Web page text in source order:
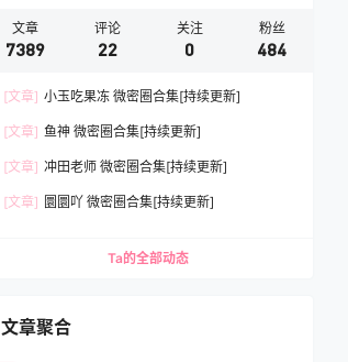
文章
7389
评论
22
关注
0
粉丝
484
[文章] 小玉吃果冻 微密圈合集[持续更新]
[文章] 鱼神 微密圈合集[持续更新]
[文章] 冲田老师 微密圈合集[持续更新]
[文章] 圜圜吖 微密圈合集[持续更新]
Ta的全部动态
文章聚合